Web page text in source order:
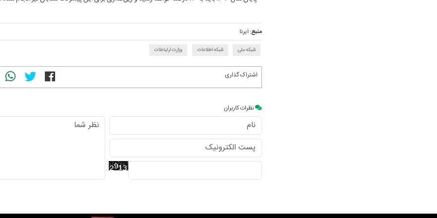
منبع:ایرنا
شبکه ملی شبکه اطلاعات وزارت ارتباطات
اشتراک گذاری
نظرات کاربران